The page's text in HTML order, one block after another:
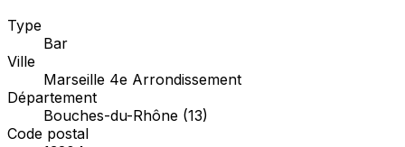
Type
Bar
Ville
Marseille 4e Arrondissement
Département
Bouches-du-Rhône (13)
Code postal